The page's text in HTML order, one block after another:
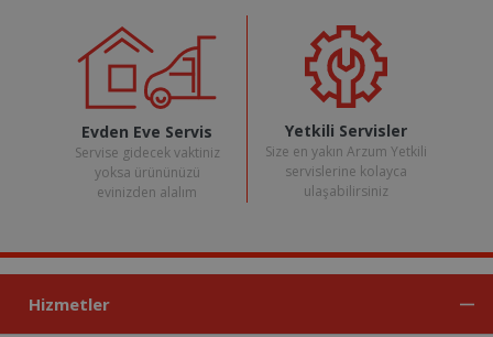
Evden Eve Servis
Servise gidecek vaktiniz
yoksa ürününüzü
evinizden alalım
Yetkili Servisler
Size en yakın Arzum Yetkili
servislerine kolayca
ulaşabilirsiniz
Hizmetler